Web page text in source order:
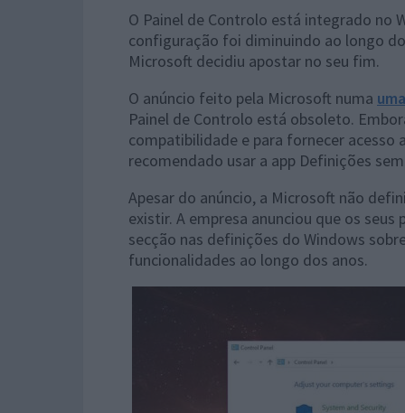
O Painel de Controlo está integrado no
configuração foi diminuindo ao longo
Microsoft decidiu apostar no seu fim.
O anúncio feito pela Microsoft numa
Painel de Controlo está obsoleto.
compatibilidade e para fornecer
recomendado usar a app Definições
Apesar do anúncio, a Microsoft não
existir. A empresa anunciou que os
secção nas definições do Windows
funcionalidades ao longo dos anos.